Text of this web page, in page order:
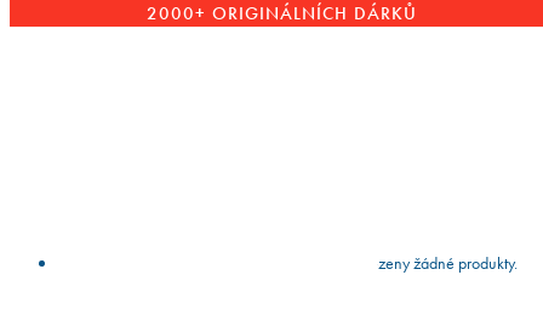
2000+ ORIGINÁLNÍCH DÁRKŮ
press Nebyly nalezeny žádné produkty.